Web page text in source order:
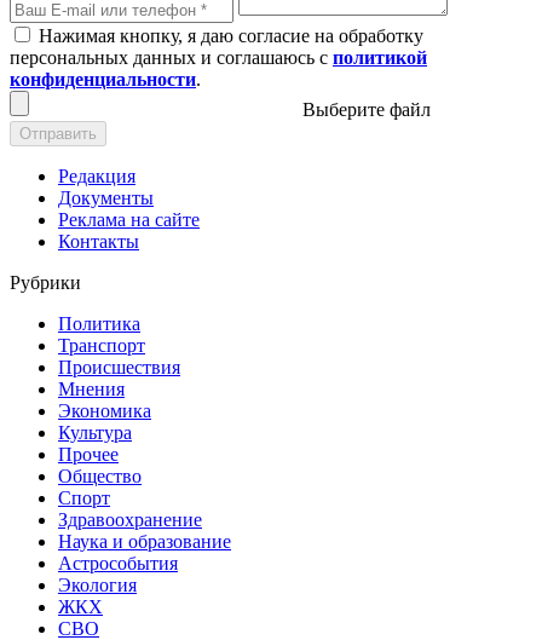
Нажимая кнопку, я даю согласие на обработку
персональных данных и соглашаюсь с политикой
конфиденциальности.
Выберите файл
Отправить
Редакция
Документы
Реклама на сайте
Контакты
Рубрики
Политика
Транспорт
Происшествия
Мнения
Экономика
Культура
Прочее
Общество
Спорт
Здравоохранение
Наука и образование
Астрособытия
Экология
ЖКХ
СВО